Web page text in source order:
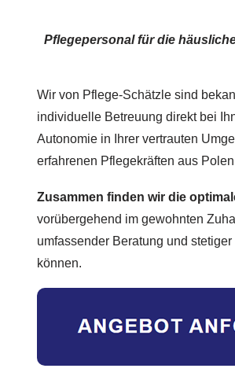
Pflegepersonal für die
Wir von Pflege-Schätzle sind
individuelle Betreuung direkt bei
Autonomie in Ihrer vertrauten
erfahrenen Pflegekräften aus
Zusammen finden wir die
vorübergehend im gewohnten
umfassender Beratung und
können.